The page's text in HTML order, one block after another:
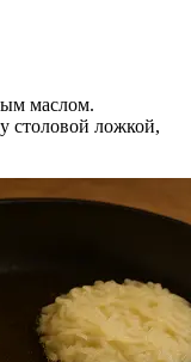
маслом.
столовой ложкой,